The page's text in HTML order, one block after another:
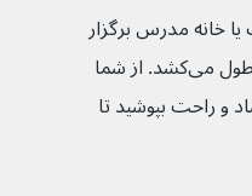
خانه مدرس برگزار
می‌شود و معمولاً ۳۰ تا ۴۵ دقیقه طول می‌کشد. از شما
لباس‌های گشاد و راحت بپوشید تا